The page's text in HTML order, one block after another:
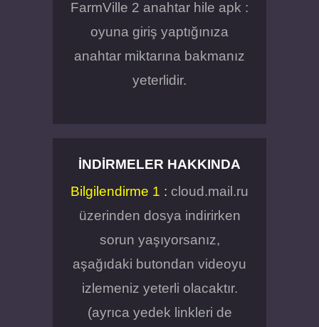
FarmVille 2 anahtar hile apk :
oyuna giriş yaptığınıza
anahtar miktarına bakmanız
yeterlidir.
İNDIRMELER HAKKINDA
Bilgilendirme 1 : cloud.mail.ru
üzerinden dosya indirirken
sorun yaşıyorsanız,
aşağıdaki butondan videoyu
izlemeniz yeterli olacaktır.
(ayrıca yedek linkleri de